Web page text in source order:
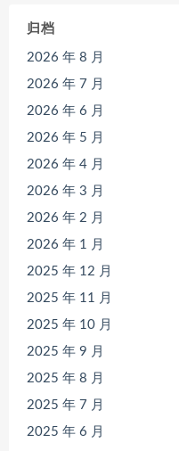
归档
2026 年 8 月
2026 年 7 月
2026 年 6 月
2026 年 5 月
2026 年 4 月
2026 年 3 月
2026 年 2 月
2026 年 1 月
2025 年 12 月
2025 年 11 月
2025 年 10 月
2025 年 9 月
2025 年 8 月
2025 年 7 月
2025 年 6 月